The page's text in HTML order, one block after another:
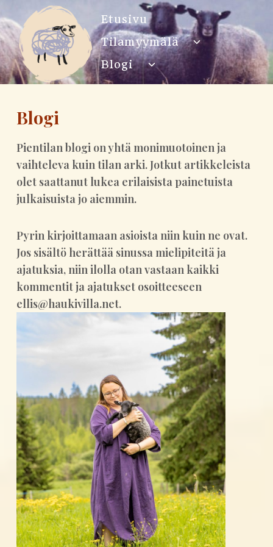
sisältöön
Etusivu
Tilamyymälä
Toggle
child
menu
Blogi
Toggle
child
Blogi
Pientilan blogi on yhtä monimuotoinen ja
vaihteleva kuin tilan arki. Jotkut artikkeleista
olet saattanut lukea erilaisista painetuista
julkaisuista jo aiemmin.
Pyrin kirjoittamaan asioista niin kuin ne ovat.
Jos sisältö herättää sinussa mielipiteitä ja
ajatuksia, niin ilolla otan vastaan kaikki
kommentit ja ajatukset osoitteeseen
ellis@haukivilla.net.